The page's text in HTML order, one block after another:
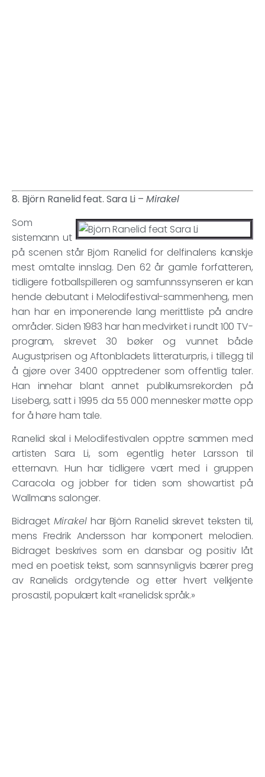
8. Björn Ranelid feat. Sara Li – Mirakel
Som
sistemann ut
på scenen står Björn Ranelid for delfinalens kanskje
mest omtalte innslag. Den 62 år gamle forfatteren,
tidligere fotballspilleren og samfunnssynseren er kan
hende debutant i Melodifestival-sammenheng, men
han har en imponerende lang merittliste på andre
områder. Siden 1983 har han medvirket i rundt 100 TV-
program, skrevet 30 bøker og vunnet både
Augustprisen og Aftonbladets litteraturpris, i tillegg til
å gjøre over 3400 opptredener som offentlig taler.
Han innehar blant annet publikumsrekorden på
Liseberg, satt i 1995 da 55 000 mennesker møtte opp
for å høre ham tale.
Ranelid skal i Melodifestivalen opptre sammen med
artisten Sara Li, som egentlig heter Larsson til
etternavn. Hun har tidligere vært med i gruppen
Caracola og jobber for tiden som showartist på
Wallmans salonger.
BidragetMirakelhar Björn Ranelid skrevet teksten til,
mens Fredrik Andersson har komponert melodien.
Bidraget beskrives som en dansbar og positiv låt
med en poetisk tekst, som sannsynligvis bærer preg
av Ranelids ordgytende og etter hvert velkjente
prosastil, populært kalt «ranelidsk språk.»